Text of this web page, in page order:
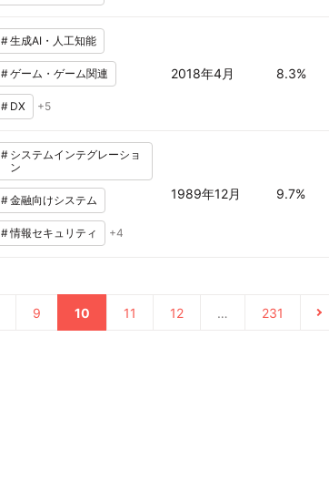
#生成AI・人工知能
#ゲーム・ゲーム関連
# DX +5
2018年4月 8.3%
# システムインテグレーショ
ン
#金融向けシステム
#情報セキュリティ +4
1989年12月 9.7%
9 10 11 12 … 231